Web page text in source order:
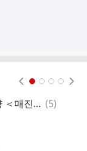
7월21일＜화＞발송되는 처녀여왕벌 분양 ＜매진＞ 댓
(5)